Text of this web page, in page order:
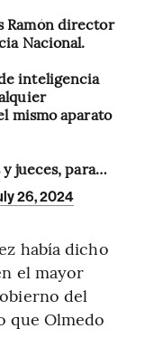
Ramón director
Nacional.
inteligencia
mismo aparato
jueces, para…
26, 2024
había dicho
el mayor
del
que Olmedo